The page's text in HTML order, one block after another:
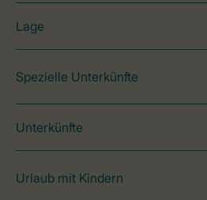
Lage
Spezielle Unterkünfte
Unterkünfte
Urlaub mit Kindern